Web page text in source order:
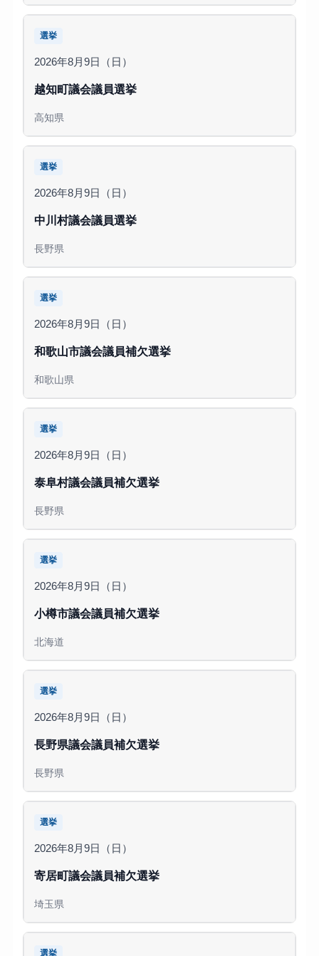
選挙
2026年8月9日（日）
越知町議会議員選挙
高知県
選挙
2026年8月9日（日）
中川村議会議員選挙
長野県
選挙
2026年8月9日（日）
和歌山市議会議員補欠選挙
和歌山県
選挙
2026年8月9日（日）
泰阜村議会議員補欠選挙
長野県
選挙
2026年8月9日（日）
小樽市議会議員補欠選挙
北海道
選挙
2026年8月9日（日）
長野県議会議員補欠選挙
長野県
選挙
2026年8月9日（日）
寄居町議会議員補欠選挙
埼玉県
選挙